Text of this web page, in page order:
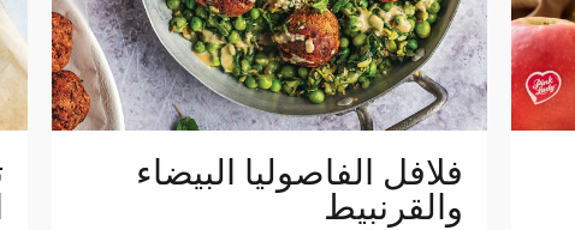
فلافل الفاصوليا البيضاء
والقرنبيط